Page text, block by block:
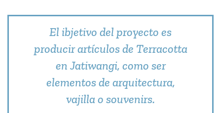
El ibjetivo del proyecto es
producir artículos de Terracotta
en Jatiwangi, como ser
elementos de arquitectura,
vajilla o souvenirs.